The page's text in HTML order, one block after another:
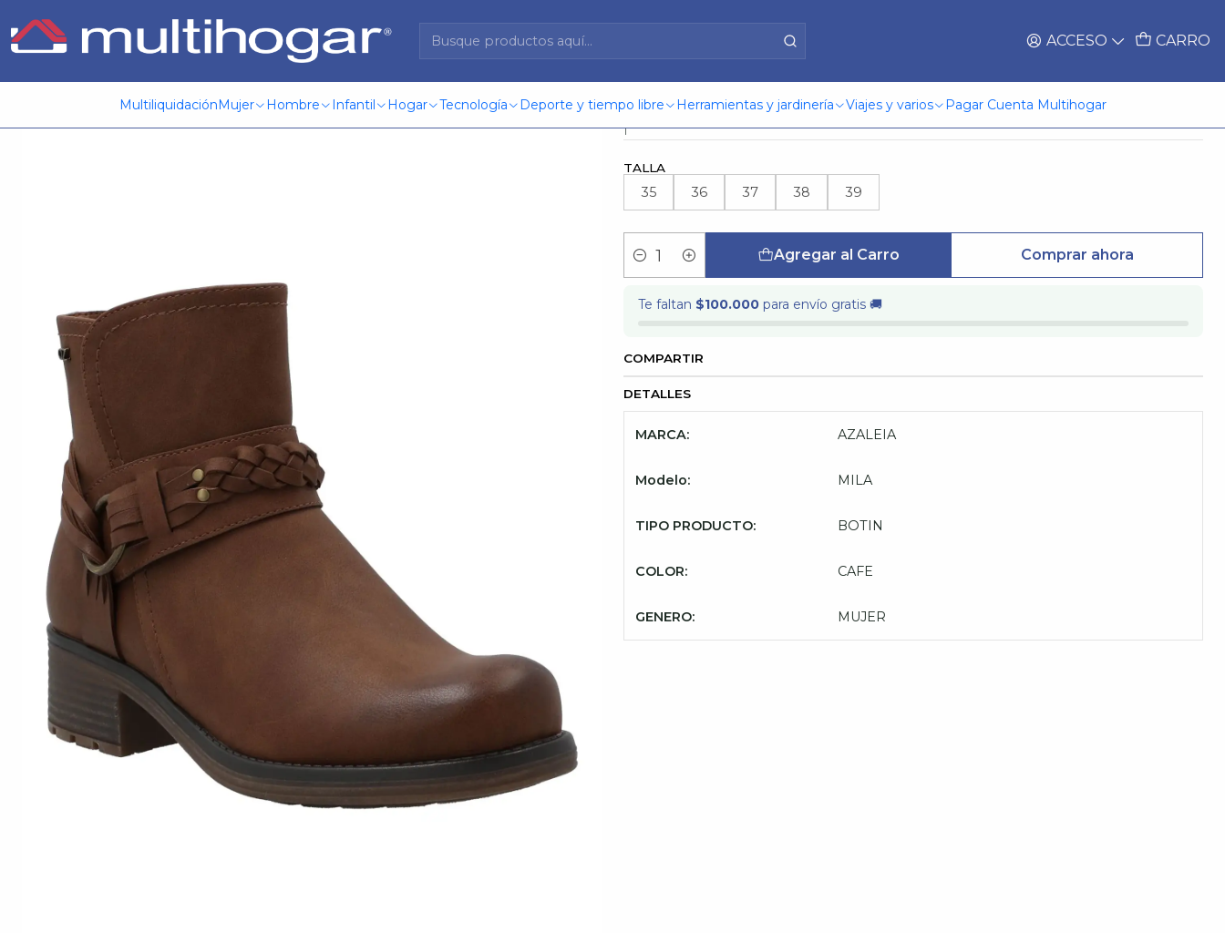
ACCESO CARRO
MultiliquidaciónMujer Hombre Infantil Hogar Tecnología Deporte y tiempo libre Herramientas y jardinería Viajes y varios Pagar Cuenta Multihogar
Inicio Botín
Botín Mujer Mila Café Azaleia
|
TALLA
35 36 37 38 39
Cantidad
Agregar al Carro Comprar ahora
Te faltan $100.000 para envío gratis 🚚
COMPARTIR
DETALLES
MARCA: AZALEIA
Modelo: MILA
TIPO PRODUCTO: BOTIN
COLOR: CAFE
GENERO: MUJER